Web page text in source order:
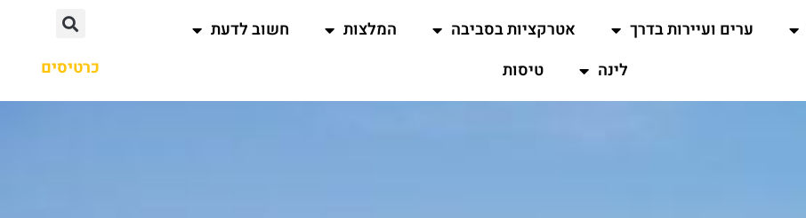
ערים ועיירות בדרך אטרקציות בסביבה המלצות
חשוב לדעת
לינה
טיסות כרטיסים